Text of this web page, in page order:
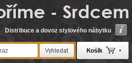
Distribuce a dovoz stylového nábytku